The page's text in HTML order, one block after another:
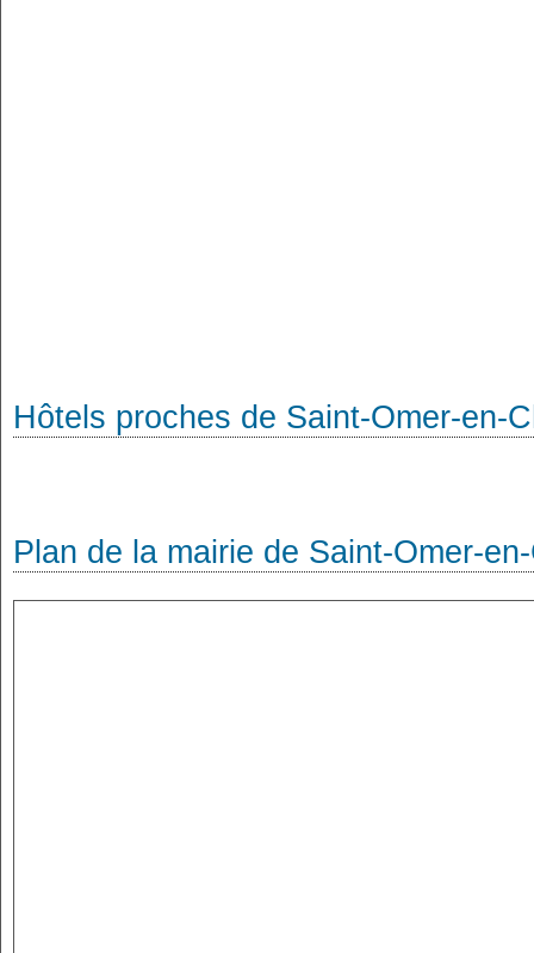
Hôtels proches de Saint-Omer-en-
Plan de la mairie de Saint-Omer-